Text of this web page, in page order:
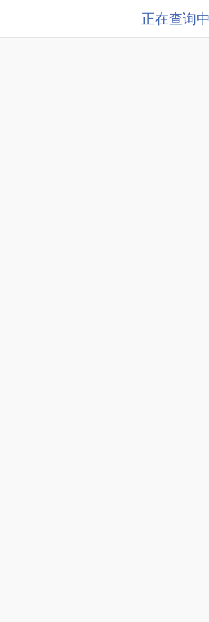
正在查询中